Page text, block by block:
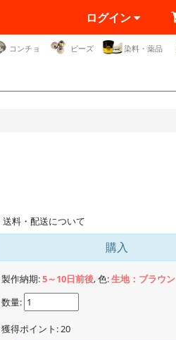
ログイン
コンチョ ビーズ 染料・薬品
送料・配送について
購入
製作納期:5～10日前後, 色:生地：ブラウン
数量:
獲得ポイント:20